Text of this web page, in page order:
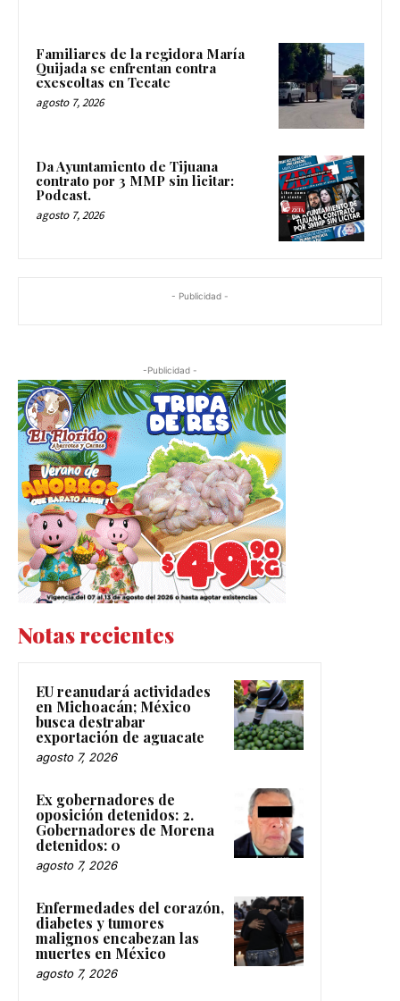
Familiares de la regidora María
Quijada se enfrentan contra
exescoltas en Tecate
agosto 7, 2026
Da Ayuntamiento de Tijuana
contrato por 3 MMP sin licitar:
Podcast.
agosto 7, 2026
- Publicidad -
-Publicidad -
Notas recientes
EU reanudará actividades
en Michoacán; México
busca destrabar
exportación de aguacate
agosto 7, 2026
Ex gobernadores de
oposición detenidos: 2.
Gobernadores de Morena
detenidos: 0
agosto 7, 2026
Enfermedades del corazón,
diabetes y tumores
malignos encabezan las
muertes en México
agosto 7, 2026